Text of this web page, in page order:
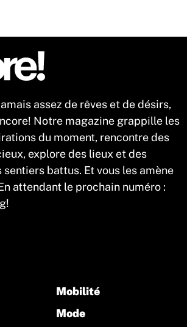
jamais assez de rêves et de désirs,
Notre magazine grappille les
du moment, rencontre des
explore des lieux et des
sentiers battus. Et vous les amène
attendant le prochain numéro :
Mobilité
Mode